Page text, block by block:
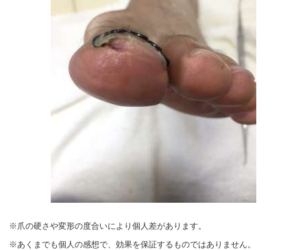
※爪の硬さや変形の度合いにより個人差があります。
※あくまでも個人の感想で、効果を保証するものではありません。